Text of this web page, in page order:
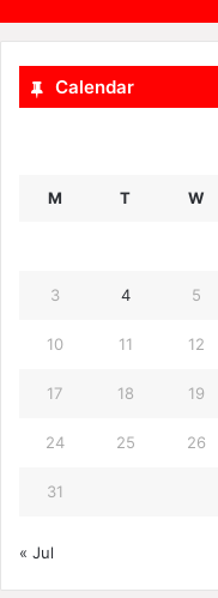
Calendar
M T W
3 4 5
10 11 12
17 18 19
24 25 26
31
« Jul